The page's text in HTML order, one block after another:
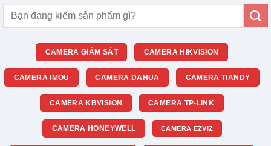
Tìm
CAMERA GIÁM SÁT CAMERA HIKVISION
CAMERA IMOU CAMERA DAHUA CAMERA TIANDY
CAMERA KBVISION CAMERA TP-LINK
CAMERA HONEYWELL CAMERA EZVIZ